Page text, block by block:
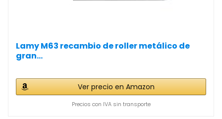
Lamy M63 recambio de roller metálico de
gran...
Ver precio en Amazon
Precios con IVA sin transporte